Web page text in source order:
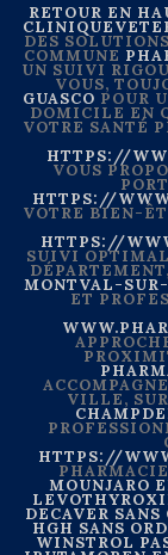
RETOUR EN
DES
COMMUNE
UN SUIVI
VOUS,
GUASCO POUR
DOMICILE EN
VOTRE SANTÉ
HTTPS://
VOUS
HTTPS://
VOTRE BIEN-
HTTPS://
SUIVI OPTIMAL
MONTVAL-
ET
VILLE,
HTTPS://
MOUNJARO
DECAVER
HGH SANS
WINSTROL